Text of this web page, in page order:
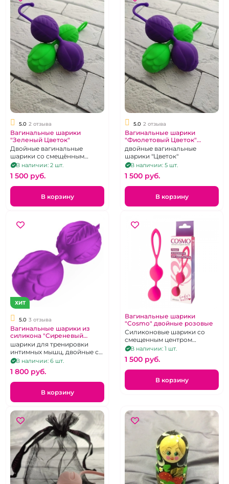
5.0 2 отзыва
Вагинальные шарики
"Зеленый Цветок"
Двойные вагинальные
шарики со смещённым
центром с силиконовым
покрытием.
В наличии: 2 шт.
1 500 pуб.
В корзину
5.0 2 отзыва
Вагинальные шарики
"Фиолетовый Цветок"
двойные со смещенным
центром тяжести
двойные вагинальные
шарики "Цветок"
В наличии: 5 шт.
1 500 pуб.
В корзину
ХИТ
5.0 3 отзыва
Вагинальные шарики из
силикона "Сиреневый
Цветок" двойные
шарики для тренировки
интимных мышц, двойные со
смещенным центром
тяжести
В наличии: 6 шт.
1 800 pуб.
В корзину
Вагинальные шарики
"Cosmo" двойные розовые
Силиконовые шарики со
смещенным центром
тяжести.
В наличии: 1 шт.
1 500 pуб.
В корзину